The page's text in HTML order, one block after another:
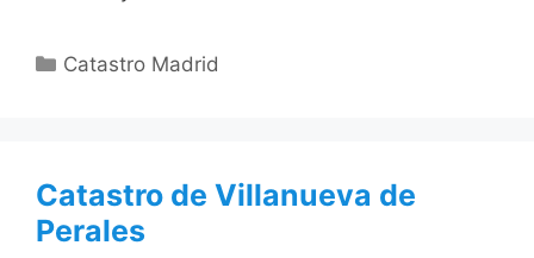
Categorías
Catastro Madrid
Catastro de Villanueva de
Perales